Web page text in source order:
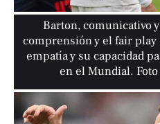
Barton, comunicativo
comprensión y el fair play
empatía y su capacidad
en el Mundial. Foto